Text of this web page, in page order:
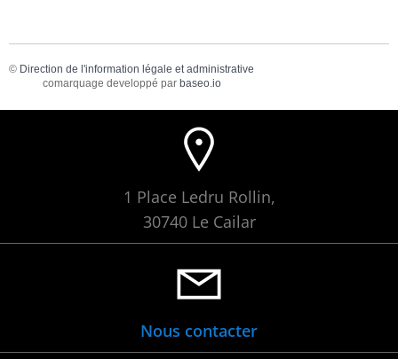
© Direction de l'information légale et administrative
comarquage developpé par baseo.io
1 Place Ledru Rollin,
30740 Le Cailar
Nous contacter